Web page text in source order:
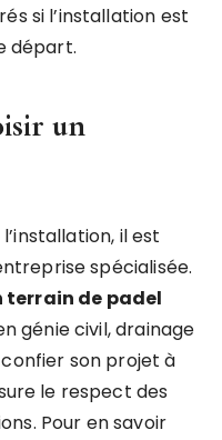
si l’installation est
départ.
un
il est
spécialisée.
terrain de padel
génie civil, drainage
son projet à
le respect des
Pour en savoir